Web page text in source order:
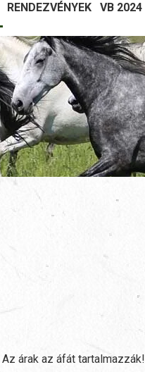
RENDEZVÉNYEK VB 2024
Az árak az áfát tartalmazzák!